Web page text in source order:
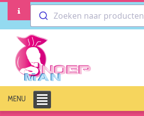
Zoeken naar producten
MENU